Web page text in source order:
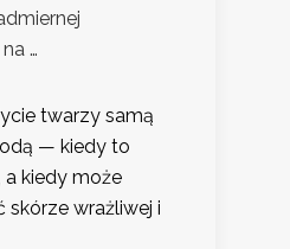
…
twarzy samą
— kiedy to
kiedy może
skórze wrażliwej i